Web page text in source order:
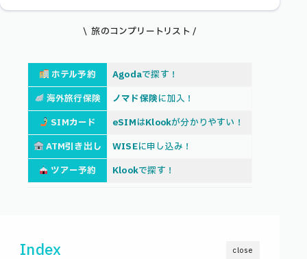
\ 旅のコンプリートリスト /
ホテル予約 Agodaで探す！
海外旅行保険
ノマド保険に加入！
SIMカード
eSIMはKlookが分かりやすい！
ATM引き出し
WISEに申し込み！
ツアー予約
Klookで探す！
close
Index